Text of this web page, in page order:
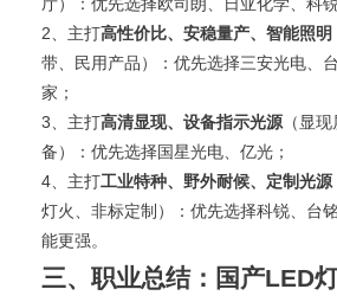
2、主打高性价比、安稳量产、智能照明
带、民用产品）：优先选择三安光电、
家；
3、主打高清显现、设备指示光源 （显
备）：优先选择国星光电、亿光；
4、主打工业特种、野外耐候、定制光源
灯火、非标定制）：优先选择科锐、台
能更强。
三、职业总结：国产LED